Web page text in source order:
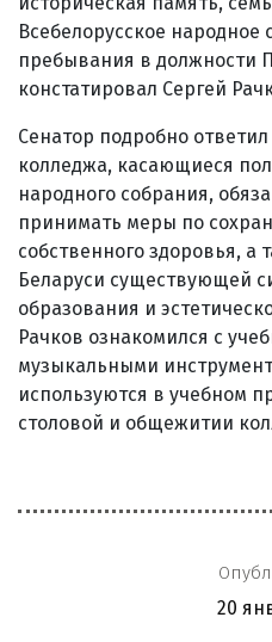
Всебелорусское народное
пребывания в должности
констатировал Сергей
Сенатор подробно
колледжа, касающиеся
народного собрания,
принимать меры по
собственного здоровья, а
Беларуси существующей
образования и
Рачков ознакомился с
музыкальными
используются в учебном
столовой и общежитии
20